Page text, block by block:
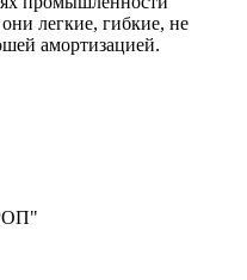
легкие, гибкие, не
амортизацией.